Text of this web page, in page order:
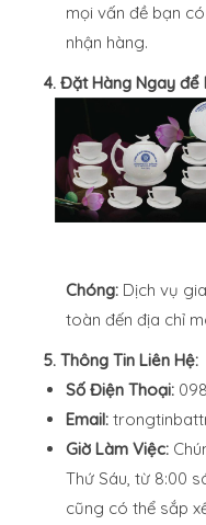
mọi vấn đề bạn
nhận hàng.
4. Đặt Hàng Ngay để
Chóng: Dịch vụ
toàn đến địa chỉ
5. Thông Tin Liên Hệ:
Số Điện Thoại:
Email:
Giờ Làm Việc:
Thứ Sáu, từ 8:00
cũng có thể sắp